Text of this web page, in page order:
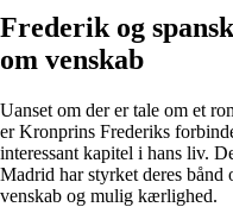
Frederik og
om venskab
Uanset om der er tale om et
er Kronprins Frederiks
interessant kapitel i hans liv.
Madrid har styrket deres
venskab og mulig kærlighed.